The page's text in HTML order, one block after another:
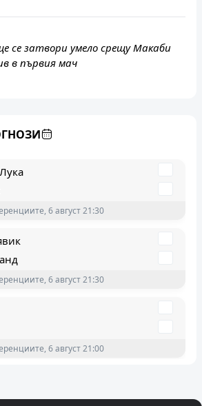
се затвори умело срещу Макаби
в първия мач
22:00
6 август 21:30
6 август 21:30
6 август 21:00